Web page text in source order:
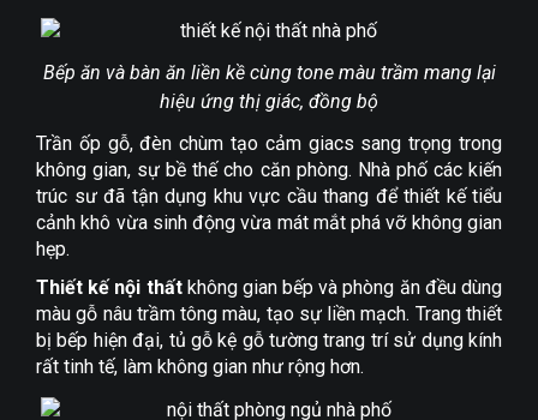
Bếp ăn và bàn ăn liền kề cùng tone màu trầm mang lại
hiệu ứng thị giác, đồng bộ
Trần ốp gỗ, đèn chùm tạo cảm giacs sang trọng trong
không gian, sự bề thế cho căn phòng. Nhà phố các kiến
trúc sư đã tận dụng khu vực cầu thang để thiết kế tiểu
cảnh khô vừa sinh động vừa mát mắt phá vỡ không gian
hẹp.
Thiết kế nội thấtkhông gian bếp và phòng ăn đều dùng
màu gỗ nâu trầm tông màu, tạo sự liền mạch. Trang thiết
bị bếp hiện đại, tủ gỗ kệ gỗ tường trang trí sử dụng kính
rất tinh tế, làm không gian như rộng hơn.